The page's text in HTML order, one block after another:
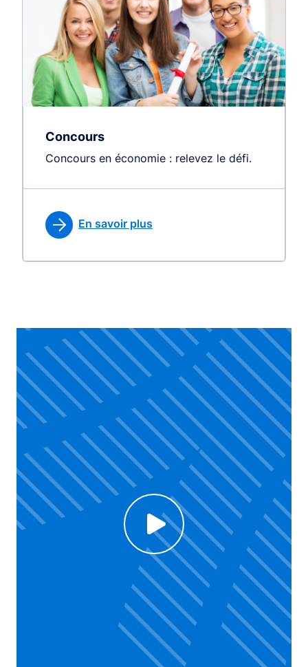
Concours
Concours en économie : relevez le défi.
En savoir plus
Voir la vidéo
Click to enable Youtube cookies and see content